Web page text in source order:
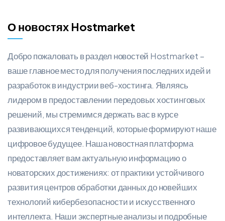
О новостях Hostmarket
Добро пожаловать в раздел новостей Hostmarket –
ваше главное место для получения последних идей и
разработок в индустрии веб-хостинга. Являясь
лидером в предоставлении передовых хостинговых
решений, мы стремимся держать вас в курсе
развивающихся тенденций, которые формируют наше
цифровое будущее. Наша новостная платформа
предоставляет вам актуальную информацию о
новаторских достижениях: от практики устойчивого
развития центров обработки данных до новейших
технологий кибербезопасности и искусственного
интеллекта. Наши экспертные анализы и подробные